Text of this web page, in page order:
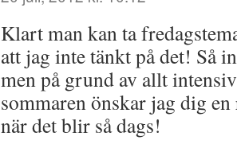
Klart man kan ta
att jag inte tänkt på det! Så
men på grund av allt
sommaren önskar jag dig
när det blir så dags!